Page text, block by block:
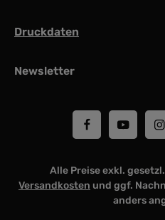
Druckdaten
Newsletter
Alle Preise exkl.
Versandkosten und ggf.
anders